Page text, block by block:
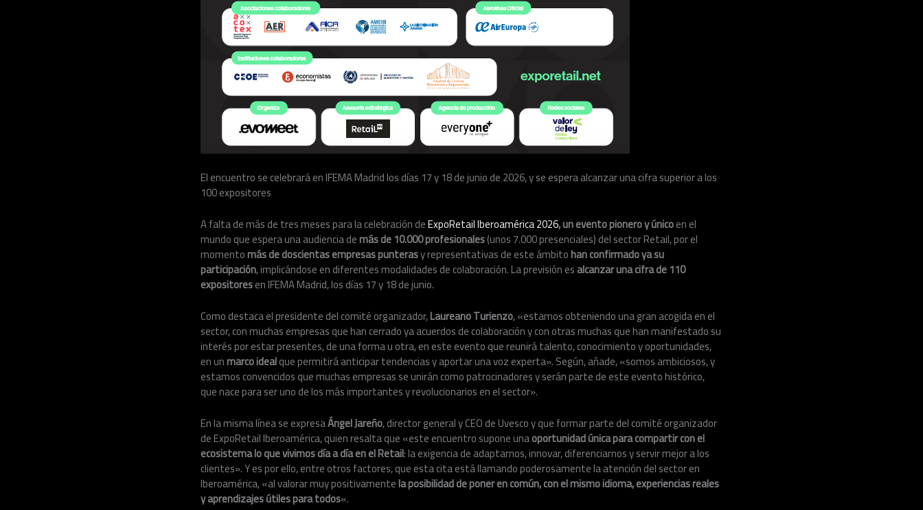
El encuentro se celebrará en IFEMA Madrid los días 17 y 18 de junio de 2026, y se espera alcanzar una cifra superior a los
100 expositores
A falta de más de tres meses para la celebración deExpoRetail Iberoamérica 2026, unevento pionero y únicoen el
mundo que espera una audiencia demás de 10.000 profesionales(unos 7.000 presenciales) del sector Retail, por el
momentomás de doscientas empresas punterasy representativas de este ámbitohan confirmado ya su
participación, implicándose en diferentes modalidades de colaboración. La previsión esalcanzar una cifra de 110
expositoresen IFEMA Madrid, los días 17 y 18 de junio.
Como destaca el presidente del comité organizador,Laureano Turienzo, «estamos obteniendo una gran acogida en el
sector, con muchas empresas que han cerrado ya acuerdos de colaboración y con otras muchas que han manifestado su
interés por estar presentes, de una forma u otra, en este evento que reunirá talento, conocimiento y oportunidades,
en unmarcoidealque permitirá anticipar tendencias y aportar una voz experta». Según, añade, «somos ambiciosos, y
estamos convencidos que muchas empresas se unirán como patrocinadores y serán parte de este evento histórico,
que nace para ser uno de los más importantes y revolucionarios en el sector».
En la misma línea se expresaÁngel Jareño, director general y CEO de Uvesco y que formar parte del comité organizador
de ExpoRetail Iberoamérica, quien resalta que «este encuentro supone unaoportunidad única para compartir con el
ecosistema lo que vivimos día a día en el Retail: la exigencia de adaptarnos, innovar, diferenciarnos y servir mejor a los
clientes». Y es por ello, entre otros factores, que esta cita está llamando poderosamente la atención del sector en
Iberoamérica, «al valorar muy positivamentela posibilidad de poner en común, con el mismo idioma, experiencias reales
y aprendizajes útiles para todos«.